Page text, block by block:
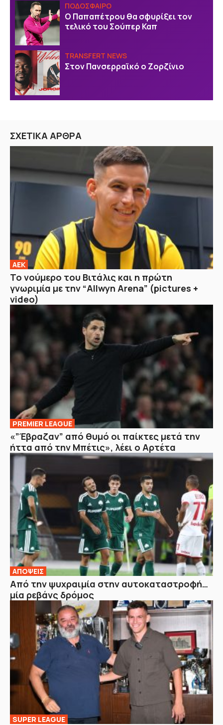
ΠΟΔΟΣΦΑΙΡΟ
Ο Παπαπέτρου θα σφυρίξει τον
τελικό του Σούπερ Καπ
TRANSFERT NEWS
Στον Πανσερραϊκό ο Ζορζίνιο
ΣΧΕΤΙΚΑ ΑΡΘΡΑ
ΑΕΚ
Το νούμερο του Βιτάλις και η πρώτη
γνωριμία με την “Allwyn Arena” (pictures +
video)
PREMIER LEAGUE
«”Έβραζαν” από θυμό οι παίκτες μετά την
ήττα από την Μπέτις», λέει ο Αρτέτα
ΑΠΟΨΕΙΣ
Από την ψυχραιμία στην αυτοκαταστροφή…
μία ρεβάνς δρόμος
SUPER LEAGUE